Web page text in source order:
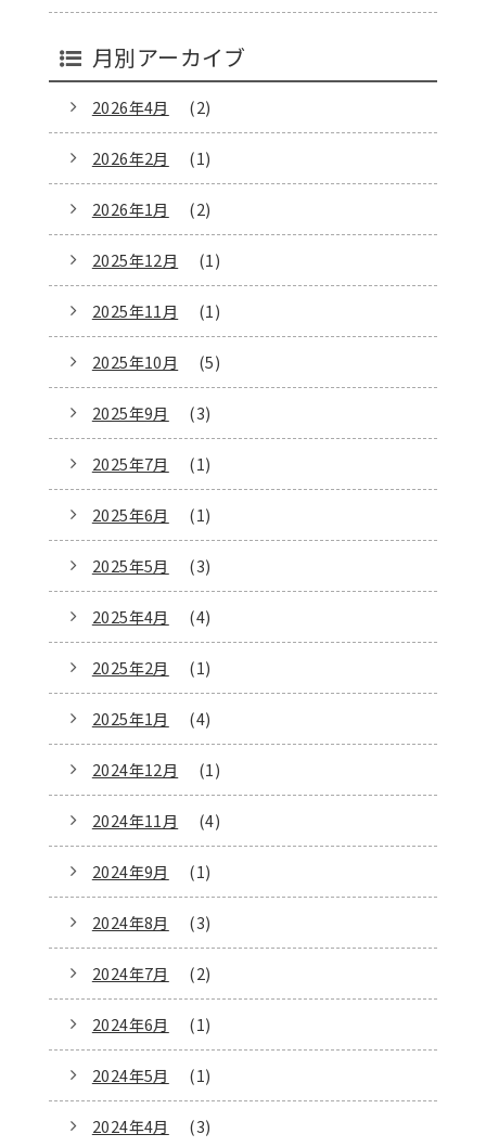
月別アーカイブ
2026年4月 (2)
2026年2月 (1)
2026年1月 (2)
2025年12月 (1)
2025年11月 (1)
2025年10月 (5)
2025年9月 (3)
2025年7月 (1)
2025年6月 (1)
2025年5月 (3)
2025年4月 (4)
2025年2月 (1)
2025年1月 (4)
2024年12月 (1)
2024年11月 (4)
2024年9月 (1)
2024年8月 (3)
2024年7月 (2)
2024年6月 (1)
2024年5月 (1)
2024年4月 (3)